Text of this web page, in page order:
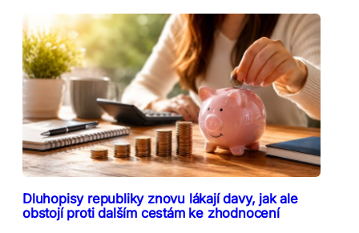
Dluhopisy republiky znovu lákají davy, jak ale
obstojí proti dalším cestám ke zhodnocení